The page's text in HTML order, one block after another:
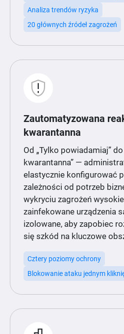
Analiza trendów ryzyka
20 głównych źródeł zagrożeń
Zautomatyzowana
kwarantanna
Od „Tylko powiadamiaj”
kwarantanna” —
elastycznie konfigurować
zależności od potrzeb
wykryciu zagrożeń
zainfekowane urządzenia
izolowane, aby zapobiec
się szkód na kluczowe
Cztery poziomy ochrony
Blokowanie ataku jednym